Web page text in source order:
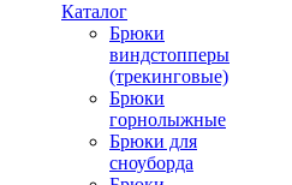
Каталог
Брюки
виндстопперы
(трекинговые)
Брюки
горнолыжные
Брюки для
сноуборда